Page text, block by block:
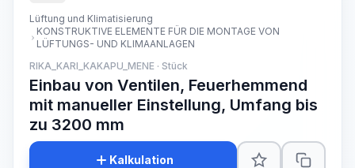
Lüftung und Klimatisierung
KONSTRUKTIVE ELEMENTE FÜR DIE MONTAGE VON
LÜFTUNGS- UND KLIMAANLAGEN
RIKA_KARI_KAKAPU_MENE · Stück
Einbau von Ventilen, Feuerhemmend
mit manueller Einstellung, Umfang bis
zu 3200 mm
Kalkulation